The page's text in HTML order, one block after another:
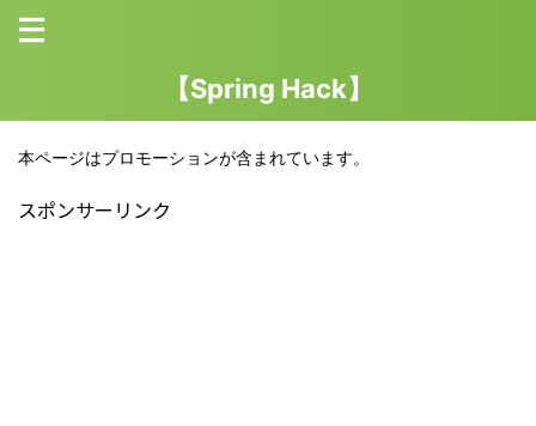
【Spring Hack】
本ページはプロモーションが含まれています。
スポンサーリンク